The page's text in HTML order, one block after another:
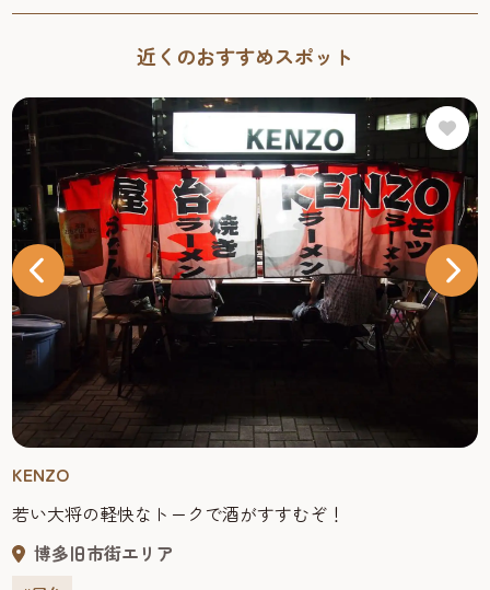
近くのおすすめスポット
KENZO
若い大将の軽快なトークで酒がすすむぞ！
博多旧市街エリア